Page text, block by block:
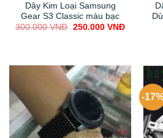
Dây Kim Loại Samsung
Gear S3 Classic màu bạc
300.000VNĐ Original
250.000 VNĐCurrent
-